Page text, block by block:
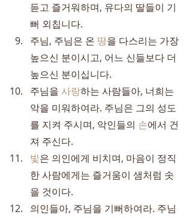
듣고 즐거워하며, 유다의 딸들이 기
뻐 외칩니다.
주님, 주님은 온 땅을 다스리는 가장
높으신 분이시고, 어느 신들보다 더
높으신 분이십니다.
주님을 사랑하는 사람들아, 너희는
악을 미워하여라. 주님은 그의 성도
를 지켜 주시며, 악인들의 손에서 건
져 주신다.
빛은 의인에게 비치며, 마음이 정직
한 사람에게는 즐거움이 샘처럼 솟
을 것이다.
의인들아, 주님을 기뻐하여라. 주님